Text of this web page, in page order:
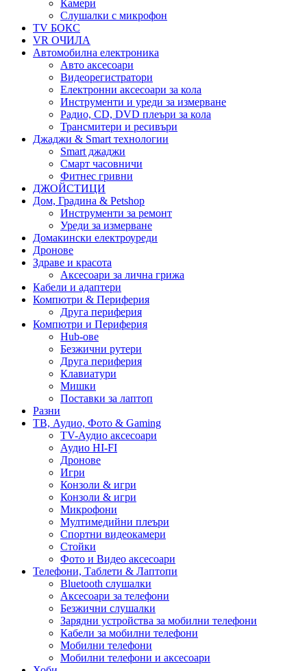
Камери
Слушалки с микрофон
TV БОКС
VR ОЧИЛА
Автомобилна електроника
Авто аксесоари
Видеорегистратори
Електронни аксесоари за кола
Инструменти и уреди за измерване
Радио, CD, DVD плеъри за кола
Трансмитери и ресивъри
Джаджи & Smart технологии
Smart джаджи
Смарт часовничи
Фитнес гривни
ДЖОЙСТИЦИ
Дом, Градина & Petshop
Инструменти за ремонт
Уреди за измерване
Домакински електроуреди
Дронове
Здраве и красота
Аксесоари за лична грижа
Кабели и адаптери
Компютри & Периферия
Друга периферия
Компютри и Периферия
Hub-ове
Безжични рутери
Друга периферия
Клавиатури
Мишки
Поставки за лаптоп
Разни
ТВ, Аудио, Фото & Gaming
TV-Аудио аксесоари
Аудио HI-FI
Дронове
Игри
Конзоли & игри
Конзоли & игри
Микрофони
Мултимедийни плеъри
Спортни видеокамери
Стойки
Фото и Видео аксесоари
Телефони, Таблети & Лаптопи
Bluetooth слушалки
Аксесоари за телефони
Безжични слушалки
Зарядни устройства за мобилни телефони
Кабели за мобилни телефони
Мобилни телефони
Мобилни телефони и аксесоари